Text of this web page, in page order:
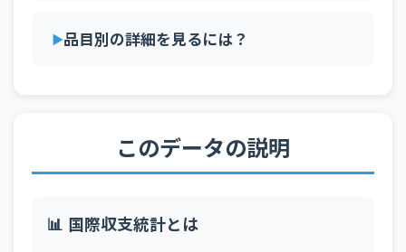
品目別の詳細を見るには？
このデータの説明
📊 国際収支統計とは